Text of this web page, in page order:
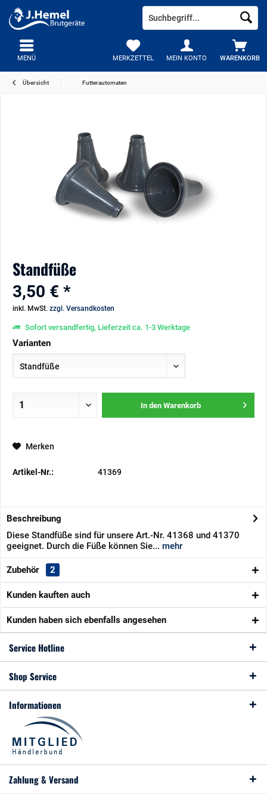
WARENKORB
MERKZETTEL MEIN KONTO
MENÜ
Übersicht Futterautomaten
Standfüße
3,50 € *
inkl. MwSt. zzgl. Versandkosten
Sofort versandfertig, Lieferzeit ca. 1-3 Werktage
Varianten
In den Warenkorb
Merken
Artikel-Nr.: 41369
Beschreibung
Diese Standfüße sind für unsere Art.-Nr. 41368 und 41370
geeignet. Durch die Füße können Sie... mehr
Zubehör 2
Kunden kauften auch
Kunden haben sich ebenfalls angesehen
Service Hotline
Shop Service
Informationen
Zahlung & Versand